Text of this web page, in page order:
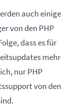
auch einige
von den PHP
dass es für
mehr
nur PHP
von den